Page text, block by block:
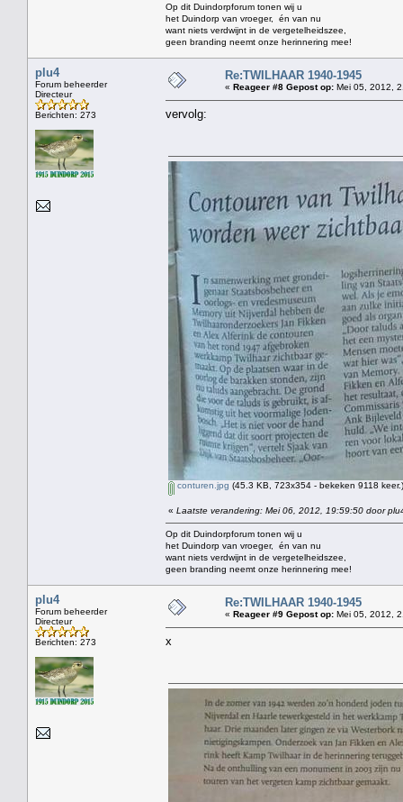
Op dit Duindorpforum tonen wij u
het Duindorp van vroeger, én van nu
want niets verdwijnt in de vergetelheidszee,
geen branding neemt onze herinnering mee!
plu4
Forum beheerder
Directeur
Berichten: 273
Re:TWILHAAR 1940-1945
« Reageer #8 Gepost op: Mei 05, 2012,
vervolg:
conturen.jpg (45.3 KB, 723x354 - bekeken 9118 keer.)
« Laatste verandering: Mei 06, 2012, 19:59:50 door
Op dit Duindorpforum tonen wij u
het Duindorp van vroeger, én van nu
want niets verdwijnt in de vergetelheidszee,
geen branding neemt onze herinnering mee!
plu4
Forum beheerder
Directeur
Berichten: 273
Re:TWILHAAR 1940-1945
« Reageer #9 Gepost op: Mei 05, 2012,
x